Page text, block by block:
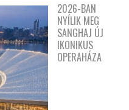
2026-BAN
NYÍLIK MEG
SANGHAJ ÚJ
IKONIKUS
OPERAHÁZA